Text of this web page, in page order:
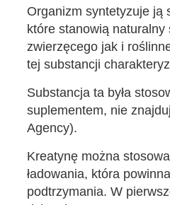
Organizm syntetyzuje ją
które stanowią
zwierzęcego jak i
tej substancji
Substancja ta była
suplementem, nie
Agency).
Kreatynę można
ładowania, która
podtrzymania. W